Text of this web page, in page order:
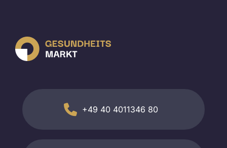
+49 40 4011346 80